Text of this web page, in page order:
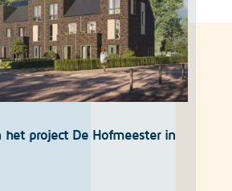
het project De Hofmeester in